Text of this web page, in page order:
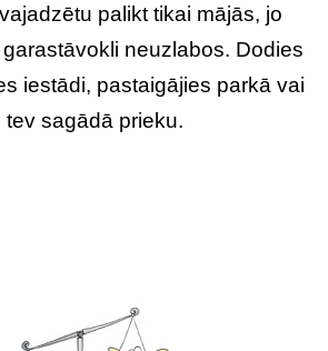
palikt tikai mājās, jo
neuzlabos. Dodies
iestādi, pastaigājies parkā vai
sagādā prieku.